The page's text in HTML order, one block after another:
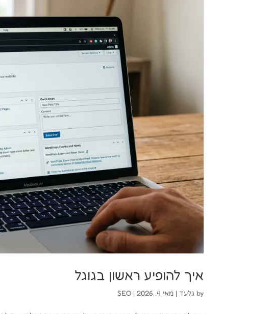
איך להופיע ראשון בגוגל
by גלעד |מאי 4, 2026 |
SEO